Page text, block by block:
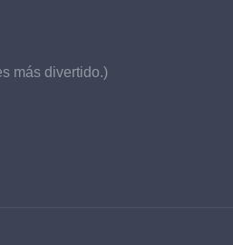
más divertido.)